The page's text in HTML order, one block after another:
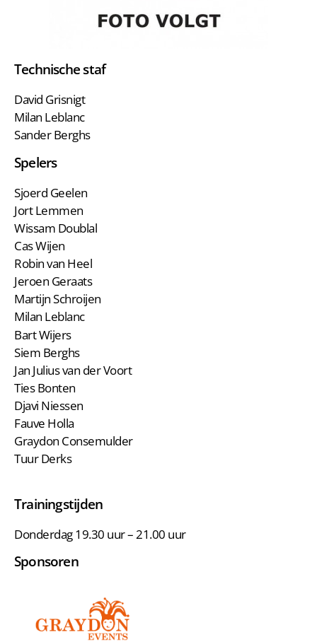
Technische staf
David Grisnigt
Milan Leblanc
Sander Berghs
Spelers
Sjoerd Geelen
Jort Lemmen
Wissam Doublal
Cas Wijen
Robin van Heel
Jeroen Geraats
Martijn Schroijen
Milan Leblanc
Bart Wijers
Siem Berghs
Jan Julius van der Voort
Ties Bonten
Djavi Niessen
Fauve Holla
Graydon Consemulder
Tuur Derks
Trainingstijden
Donderdag 19.30 uur – 21.00 uur
Sponsoren